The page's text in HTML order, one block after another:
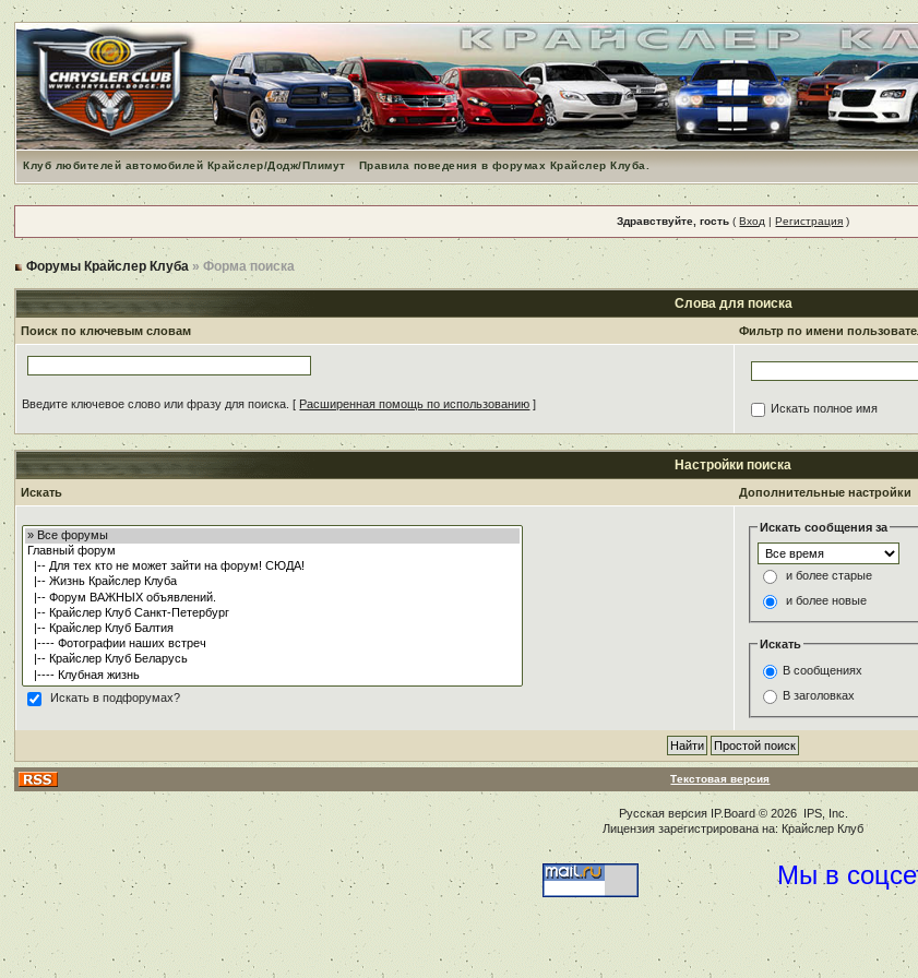
Клуб любителей автомобилей Крайслер/Додж/Плимут Правила поведения в форумах Крайслер Клуба.
Здравствуйте, гость (Вход |Регистрация )
Форумы Крайслер Клуба » Форма поиска
Слова для поиска
Поиск по ключевым словам Фильтр по имени
Введите ключевое слово или фразу для поиска. [ Расширенная помощь по использованию ] Искать полное имя
Настройки поиска
Искать Дополнительные настройки
Искать в подфорумах?
Искать сообщения за
и более старые
и более новые
Искать
В сообщениях
В заголовках
Текстовая версия
Русская версия IP.Board© 2026 IPS, Inc
Лицензия зарегистрирована на: Крайслер Клуб
Мы в